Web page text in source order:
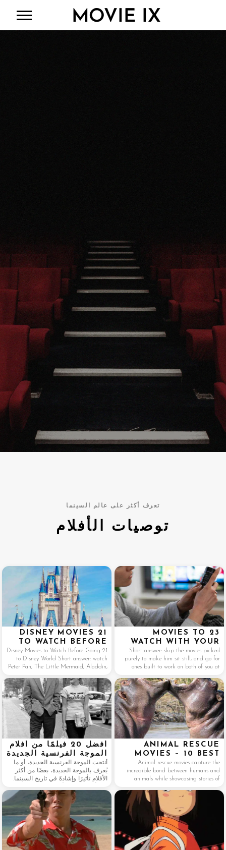
تعرف أكثر على عالم السينما
توصيات الأفلام
23 MOVIES TO
WATCH WITH YOUR
BOYFRIEND (THAT
HE’LL ACTUALLY
ENJOY TOO)
Short answer: skip the movies picked
purely to make him sit still, and go for
ones built to work on both of you at
The Fall Guy, Challengers, Coco, and
Portrait of a
21 DISNEY MOVIES
TO WATCH BEFORE
GOING TO DISNEY
WORLD
21 Disney Movies to Watch Before Going
to Disney World Short answer: watch
Peter Pan, The Little Mermaid, Aladdin,
Ratatouille, Moana, Guardians of the
Galaxy, the Star Wars saga, Toy Story,
The Lion King, and
ANIMAL RESCUE
MOVIES – 10 BEST
MOVIES
Animal rescue movies capture the
incredible bond between humans and
animals while showcasing stories of
Whether inspired by true events or
fictional adventures, these films remind
us of the importance of compassion and
determination when
أفضل 20 فيلمًا من أفلام
الموجة الفرنسية الجديدة
أنتجت الموجة الفرنسية الجديدة، أو ما
يُعرف بالموجة الجديدة، بعضًا من أكثر
الأفلام تأثيرًا وإشادةً في تاريخ السينما.
بتقنيات سرد قصصية مبتكرة، وأداء
تمثيلي طبيعي، ومواضيع وجودية، ثورةً
في صناعة الأفلام، ولا تزال تُلهم صانعي
الأفلام حول العالم.